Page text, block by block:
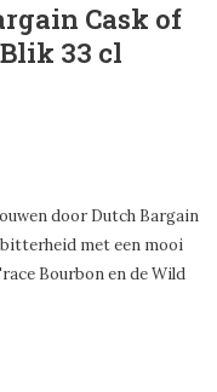
Cask of
33 cl
door Dutch Bargain
met een mooi
Bourbon en de Wild